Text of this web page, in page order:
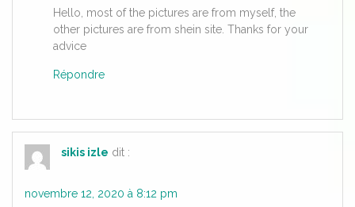
Hello, most of the pictures are from myself, the
other pictures are from shein site. Thanks for your
advice
Répondre
sikis izle dit :
novembre 12, 2020 à 8:12 pm